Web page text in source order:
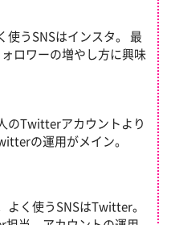
使うSNSはインスタ。 最
ロワーの増やし方に興味
のTwitterアカウントより
の運用がメイン。
よく使うSNSはTwitter。